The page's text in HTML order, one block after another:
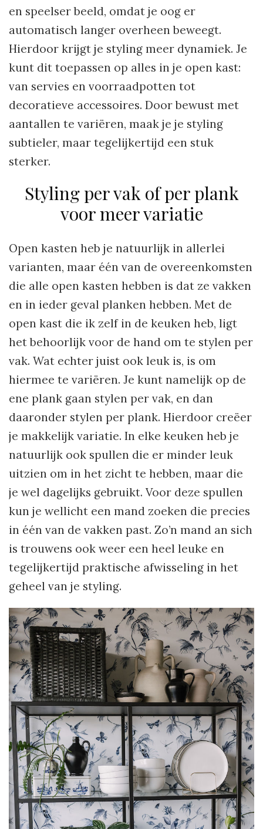
en speelser beeld, omdat je oog er
automatisch langer overheen beweegt.
Hierdoor krijgt je styling meer dynamiek. Je
kunt dit toepassen op alles in je open kast:
van servies en voorraadpotten tot
decoratieve accessoires. Door bewust met
aantallen te variëren, maak je je styling
subtieler, maar tegelijkertijd een stuk
sterker.
Styling per vak of per plank
voor meer variatie
Open kasten heb je natuurlijk in allerlei
varianten, maar één van de overeenkomsten
die alle open kasten hebben is dat ze vakken
en in ieder geval planken hebben. Met de
open kast die ik zelf in de keuken heb, ligt
het behoorlijk voor de hand om te stylen per
vak. Wat echter juist ook leuk is, is om
hiermee te variëren. Je kunt namelijk op de
ene plank gaan stylen per vak, en dan
daaronder stylen per plank. Hierdoor creëer
je makkelijk variatie. In elke keuken heb je
natuurlijk ook spullen die er minder leuk
uitzien om in het zicht te hebben, maar die
je wel dagelijks gebruikt. Voor deze spullen
kun je wellicht een mand zoeken die precies
in één van de vakken past. Zo’n mand an sich
is trouwens ook weer een heel leuke en
tegelijkertijd praktische afwisseling in het
geheel van je styling.